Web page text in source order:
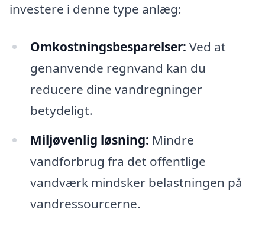
investere i denne type anlæg:
Omkostningsbesparelser: Ved at
genanvende regnvand kan du
reducere dine vandregninger
betydeligt.
Miljøvenlig løsning: Mindre
vandforbrug fra det offentlige
vandværk mindsker belastningen på
vandressourcerne.